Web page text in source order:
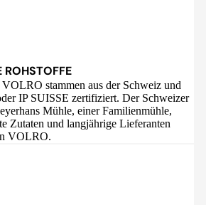
ROHSTOFFE
stammen aus der Schweiz und
IP SUISSE zertifiziert. Der Schweizer
Mühle, einer Familienmühle,
Zutaten und langjährige Lieferanten
VOLRO.